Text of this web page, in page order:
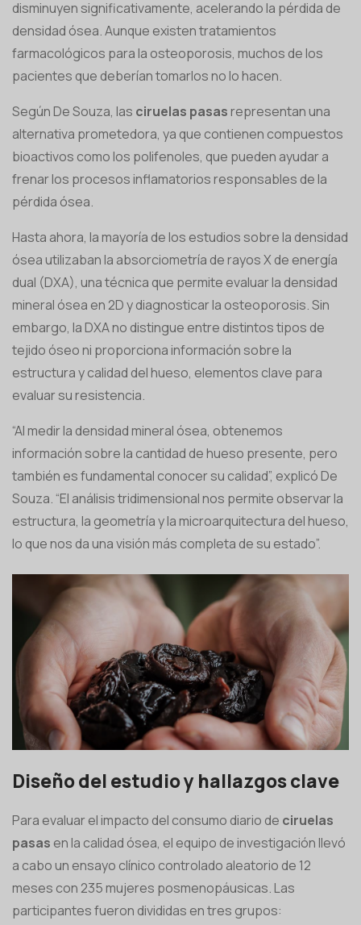
disminuyen significativamente, acelerando la pérdida de
densidad ósea. Aunque existen tratamientos
farmacológicos para la osteoporosis, muchos de los
pacientes que deberían tomarlos no lo hacen.
Según De Souza, las ciruelas pasasrepresentan una
alternativa prometedora, ya que contienen compuestos
bioactivos como los polifenoles, que pueden ayudar a
frenar los procesos inflamatorios responsables de la
pérdida ósea.
Hasta ahora, la mayoría de los estudios sobre la densidad
ósea utilizaban la absorciometría de rayos X de energía
dual (DXA), una técnica que permite evaluar la densidad
mineral ósea en 2D y diagnosticar la osteoporosis. Sin
embargo, la DXA no distingue entre distintos tipos de
tejido óseo ni proporciona información sobre la
estructura y calidad del hueso, elementos clave para
evaluar su resistencia.
“Al medir la densidad mineral ósea, obtenemos
información sobre la cantidad de hueso presente, pero
también es fundamental conocer su calidad”, explicó De
Souza. “El análisis tridimensional nos permite observar la
estructura, la geometría y la microarquitectura del hueso,
lo que nos da una visión más completa de su estado”.
Diseño del estudio y hallazgos clave
Para evaluar el impacto del consumo diario de ciruelas
pasas en la calidad ósea, el equipo de investigación llevó
a cabo un ensayo clínico controlado aleatorio de 12
meses con 235 mujeres posmenopáusicas. Las
participantes fueron divididas en tres grupos: